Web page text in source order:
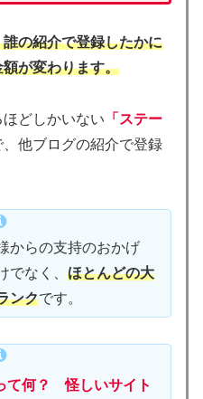
の紹介で登録したかに
が変わります。
どしかいない 「ステー
、他ブログの紹介で登録
からの支持のおかげ
でなく、 ほとんどの大
ンクです。
て何？ 怪しいサイト